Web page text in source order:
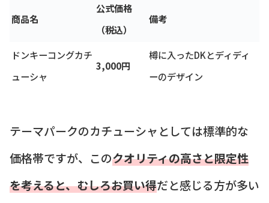
商品名
公式価格
（税込）
備考
ドンキーコングカチ
ューシャ
3,000円
樽に入ったDKとディディ
ーのデザイン
テーマパークのカチューシャとしては標準的な
価格帯ですが、このクオリティの高さと限定性
を考えると、むしろお買い得だと感じる方が多い